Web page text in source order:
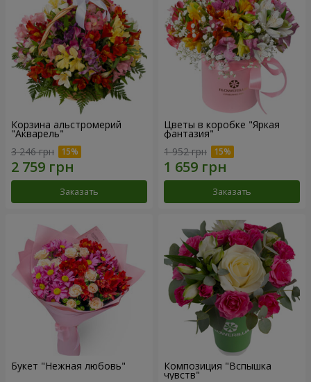
Корзина альстромерий
"Акварель"
3 246 грн
Заказать
Цветы в коробке "Яркая
фантазия"
1 952 грн
Заказать
Букет "Нежная любовь" Композиция "Вспышка
чувств"